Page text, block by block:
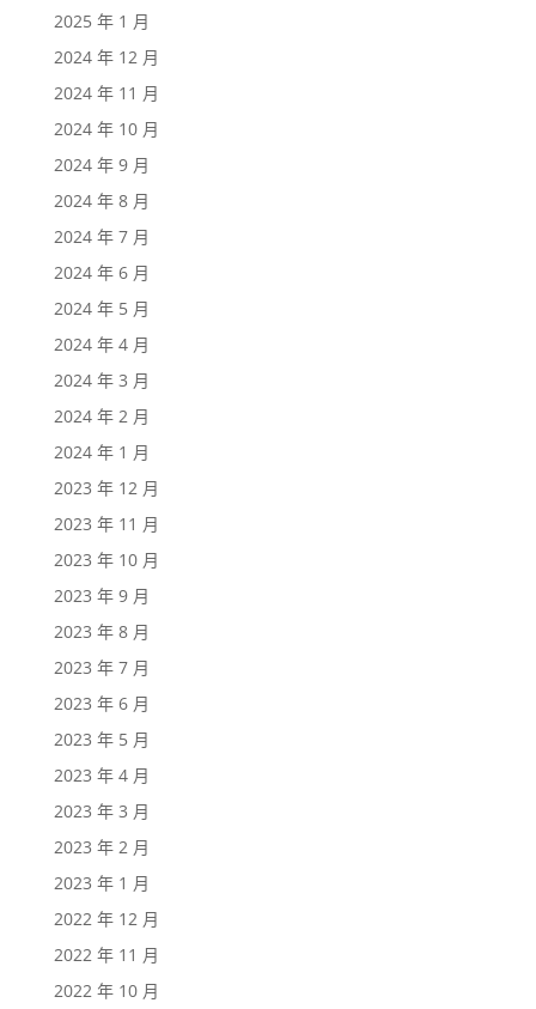
2025 年 1 月
2024 年 12 月
2024 年 11 月
2024 年 10 月
2024 年 9 月
2024 年 8 月
2024 年 7 月
2024 年 6 月
2024 年 5 月
2024 年 4 月
2024 年 3 月
2024 年 2 月
2024 年 1 月
2023 年 12 月
2023 年 11 月
2023 年 10 月
2023 年 9 月
2023 年 8 月
2023 年 7 月
2023 年 6 月
2023 年 5 月
2023 年 4 月
2023 年 3 月
2023 年 2 月
2023 年 1 月
2022 年 12 月
2022 年 11 月
2022 年 10 月